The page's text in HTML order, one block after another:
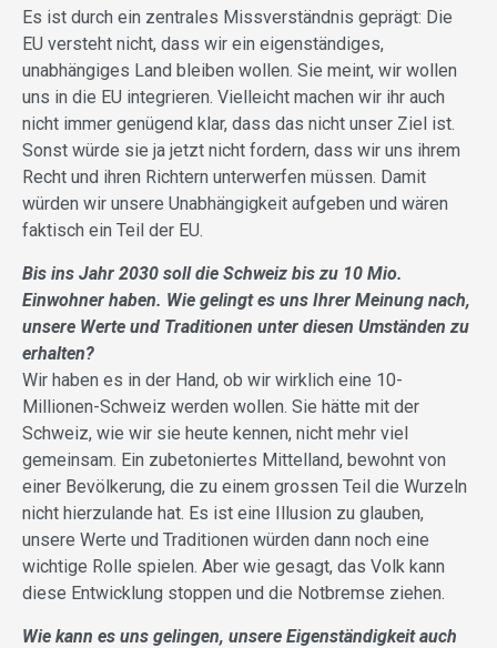
Es ist durch ein zentrales Missverständnis geprägt: Die
EU versteht nicht, dass wir ein eigenständiges,
unabhängiges Land bleiben wollen. Sie meint, wir wollen
uns in die EU integrieren. Vielleicht machen wir ihr auch
nicht immer genügend klar, dass das nicht unser Ziel ist.
Sonst würde sie ja jetzt nicht fordern, dass wir uns ihrem
Recht und ihren Richtern unterwerfen müssen. Damit
würden wir unsere Unabhängigkeit aufgeben und wären
faktisch ein Teil der EU.
Bis ins Jahr 2030 soll die Schweiz bis zu 10 Mio.
Einwohner haben. Wie gelingt es uns Ihrer Meinung nach,
unsere Werte und Traditionen unter diesen Umständen zu
erhalten?
Wir haben es in der Hand, ob wir wirklich eine 10-
Millionen-Schweiz werden wollen. Sie hätte mit der
Schweiz, wie wir sie heute kennen, nicht mehr viel
gemeinsam. Ein zubetoniertes Mittelland, bewohnt von
einer Bevölkerung, die zu einem grossen Teil die Wurzeln
nicht hierzulande hat. Es ist eine Illusion zu glauben,
unsere Werte und Traditionen würden dann noch eine
wichtige Rolle spielen. Aber wie gesagt, das Volk kann
diese Entwicklung stoppen und die Notbremse ziehen.
Wie kann es uns gelingen, unsere Eigenständigkeit auch